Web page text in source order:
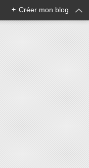
+ Créer mon blog